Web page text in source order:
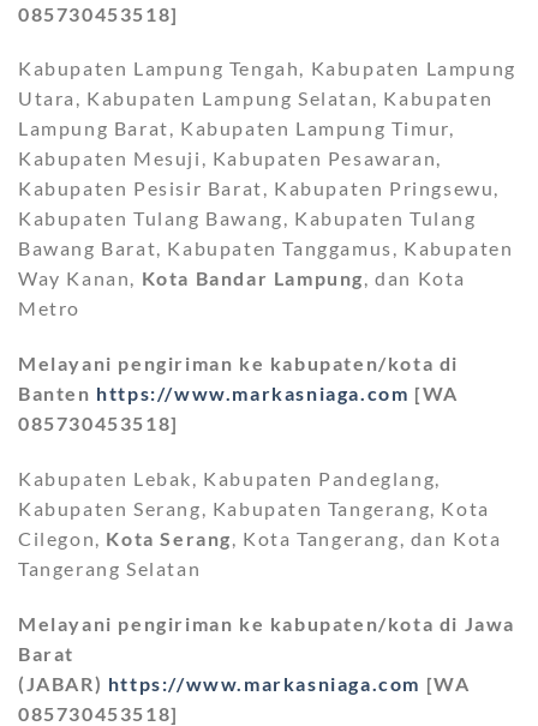
085730453518]
Kabupaten Lampung Tengah, Kabupaten Lampung
Utara, Kabupaten Lampung Selatan, Kabupaten
Lampung Barat, Kabupaten Lampung Timur,
Kabupaten Mesuji, Kabupaten Pesawaran,
Kabupaten Pesisir Barat, Kabupaten Pringsewu,
Kabupaten Tulang Bawang, Kabupaten Tulang
Bawang Barat, Kabupaten Tanggamus, Kabupaten
Way Kanan, Kota Bandar Lampung, dan Kota
Metro
Melayani pengiriman ke kabupaten/kota di
Banten https://www.markasniaga.com [WA
085730453518]
Kabupaten Lebak, Kabupaten Pandeglang,
Kabupaten Serang, Kabupaten Tangerang, Kota
Cilegon, Kota Serang, Kota Tangerang, dan Kota
Tangerang Selatan
Melayani pengiriman ke kabupaten/kota di Jawa
Barat
(JABAR) https://www.markasniaga.com [WA
085730453518]